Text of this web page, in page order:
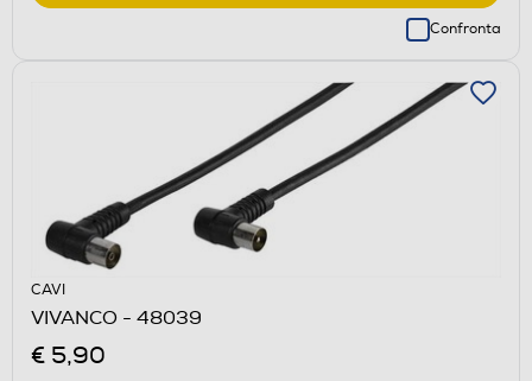
Confronta
CAVI
VIVANCO - 48039
€ 5,90